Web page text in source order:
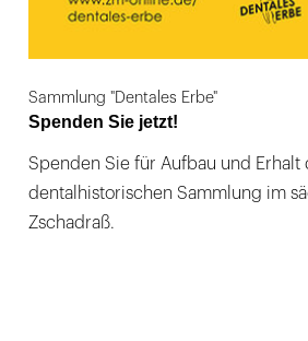
Sammlung "Dentales Erbe"
Spenden Sie jetzt!
Spenden Sie für Aufbau und
dentalhistorischen Sammlung im
Zschadraß.